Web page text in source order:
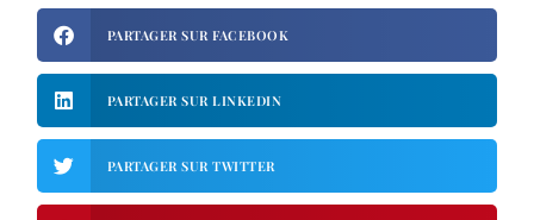
PARTAGER SUR FACEBOOK
PARTAGER SUR LINKEDIN
PARTAGER SUR TWITTER